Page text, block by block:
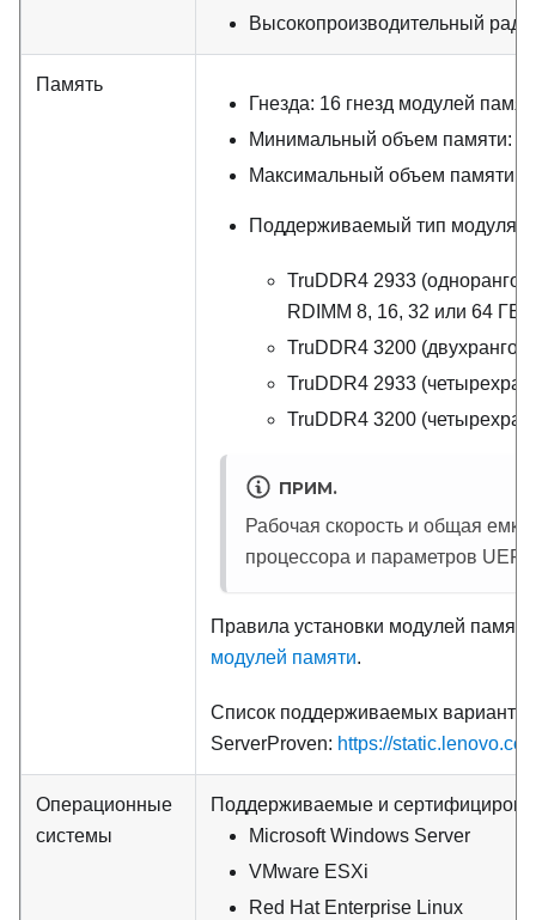
Высокопроизводительный
Память
Гнезда: 16 гнезд модулей
Минимальный объем памяти: 8
Максимальный объем памяти:
Поддерживаемый тип модуля
TruDDR4 2933
RDIMM 8, 16, 32 или 64 ГБ
TruDDR4 3200
TruDDR4 2933
TruDDR4 3200
ПРИМ.
Рабочая скорость и общая
процессора и параметров UEFI.
Правила установки модулей
модулей памяти.
Список поддерживаемых
ServerProven: https://
Операционные
системы
Поддерживаемые и
Microsoft Windows Server
VMware ESXi
Red Hat Enterprise Linux